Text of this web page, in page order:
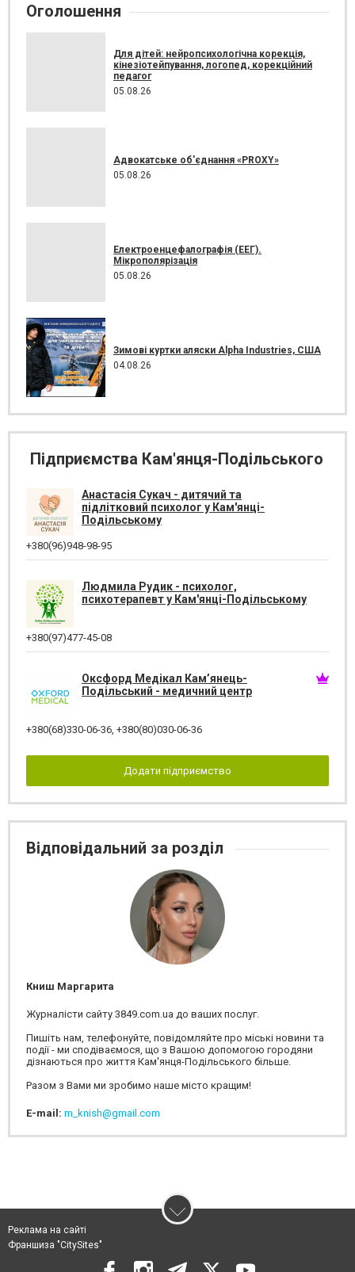
Оголошення
Для дітей: нейропсихологічна корекція,
кінезіотейпування, логопед, корекційний
педагог
05.08.26
Адвокатське об'єднання «PROXY»
05.08.26
Електроенцефалографія (ЕЕГ).
Мікрополярізація
05.08.26
Зимові куртки аляски Alpha Industries, США
04.08.26
Підприємства Кам'янця-Подільського
Анастасія Сукач - дитячий та
підлітковий психолог у Кам'янці-
Подільському
+380(96)948-98-95
Людмила Рудик - психолог,
психотерапевт у Кам'янці-Подільському
+380(97)477-45-08
Оксфорд Медікал Кам’янець-
Подільський - медичний центр
+380(68)330-06-36, +380(80)030-06-36
Додати підприємство
Відповідальний за розділ
Книш Маргарита
Журналісти сайту 3849.com.ua до ваших послуг.
Пишіть нам, телефонуйте, повідомляйте про міські новини та
події - ми сподіваємося, що з Вашою допомогою городяни
дізнаються про життя Кам'янця-Подільського більше.
Разом з Вами ми зробимо наше місто кращим!
E-mail: m_knish@gmail.com
Реклама на сайті
Франшиза "CitySites"